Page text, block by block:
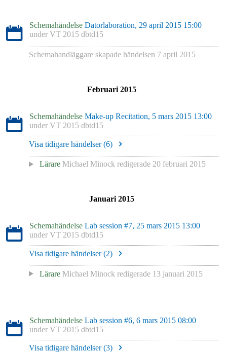
Schemahändelse Datorlaboration, 29 april 2015 15:00
under VT 2015 dbtd15
Schemahandläggare skapade händelsen 7 april 2015
Februari 2015
Schemahändelse Make-up Recitation, 5 mars 2015 13:00
under VT 2015 dbtd15
Visa tidigare händelser (6)
Lärare Michael Minockredigerade 20 februari 2015
Januari 2015
Schemahändelse Lab session #7, 25 mars 2015 13:00
under VT 2015 dbtd15
Visa tidigare händelser (2)
Lärare Michael Minock redigerade 13 januari 2015
Schemahändelse Lab session #6, 6 mars 2015 08:00
under VT 2015 dbtd15
Visa tidigare händelser (3)